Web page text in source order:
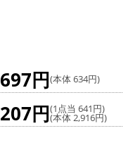
697円(本体 634円)
円(1点当 641円)
(本体 2,916円)